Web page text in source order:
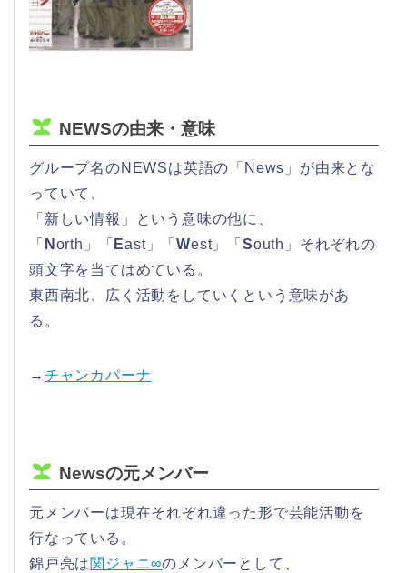
NEWSの由来・意味
グループ名のNEWSは英語の「News」が由来とな
っていて、
「新しい情報」という意味の他に、
「 N orth」「 East」「West」「South」それぞれの
頭文字を当てはめている。
東西南北、広く活動をしていくという意味があ
る。
→ チャンカパーナ
Newsの元メンバー
元メンバーは現在それぞれ違った形で芸能活動を
行なっている。
錦戸亮は関ジャニ∞のメンバーとして、